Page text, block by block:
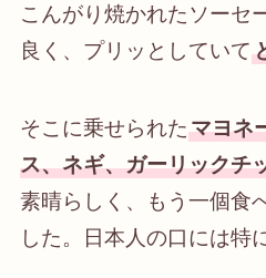
こんがり焼かれたソーセ
良く、プリッとしていて
そこに乗せられたマヨネ
ス、ネギ、ガーリックチ
素晴らしく、もう一個食
した。日本人の口には特